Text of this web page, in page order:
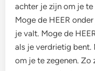
achter je zijn om je
Moge de HEER
je valt. Moge de
als je verdrietig bent.
om je te zegenen. Zo